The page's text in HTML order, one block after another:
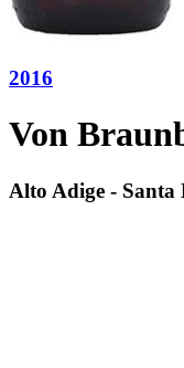
2016
Von
Alto Adige - Santa